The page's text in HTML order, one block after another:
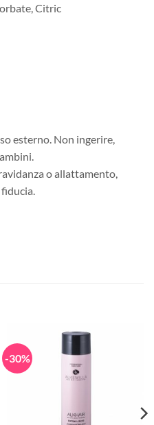
Citric
esterno. Non ingerire,
o allattamento,
-30%